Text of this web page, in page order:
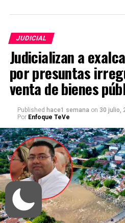
JUDICIAL
Judicializan a
por presuntas
venta de bienes
Published hace1 semana on 30 julio,
Por Enfoque TeVe